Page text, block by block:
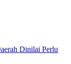
Dinilai Perlu